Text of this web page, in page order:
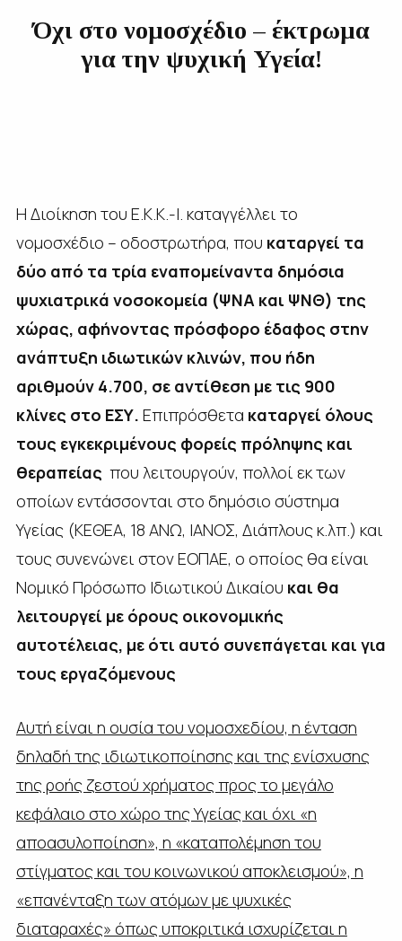
Όχι στο νομοσχέδιο – έκτρωμα
για την ψυχική Υγεία!
Η Διοίκηση του Ε.Κ.Κ.-Ι. καταγγέλλει το
νομοσχέδιο – οδοστρωτήρα, που καταργεί τα
δύο από τα τρία εναπομείναντα δημόσια
ψυχιατρικά νοσοκομεία (ΨΝΑ και ΨΝΘ) της
χώρας, αφήνοντας πρόσφορο έδαφος στην
ανάπτυξη ιδιωτικών κλινών, που ήδη
αριθμούν 4.700, σε αντίθεση με τις 900
κλίνες στο ΕΣΥ. Επιπρόσθετα καταργεί όλους
τους εγκεκριμένους φορείς πρόληψης και
θεραπείας που λειτουργούν, πολλοί εκ των
οποίων εντάσσονται στο δημόσιο σύστημα
Υγείας (ΚΕΘΕΑ, 18 ΑΝΩ, ΙΑΝΟΣ, Διάπλους κ.λπ.) και
τους συνενώνει στον ΕΟΠΑΕ, ο οποίος θα είναι
Νομικό Πρόσωπο Ιδιωτικού Δικαίου και θα
λειτουργεί με όρους οικονομικής
αυτοτέλειας, με ότι αυτό συνεπάγεται και για
τους εργαζόμενους
Αυτή είναι η ουσία του νομοσχεδίου, η ένταση
δηλαδή της ιδιωτικοποίησης και της ενίσχυσης
της ροής ζεστού χρήματος προς το μεγάλο
κεφάλαιο στο χώρο της Υγείας και όχι «η
αποασυλοποίηση», η «καταπολέμηση του
στίγματος και του κοινωνικού αποκλεισμού», η
«επανένταξη των ατόμων με ψυχικές
διαταραχές» όπως υποκριτικά ισχυρίζεται η